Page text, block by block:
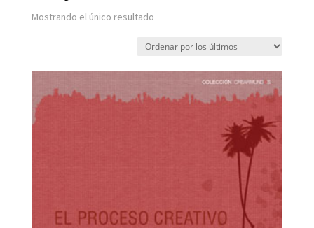
Mostrando el único resultado